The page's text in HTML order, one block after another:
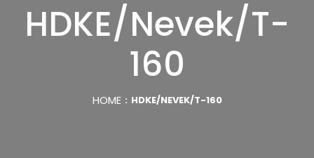
HDKE/Nevek/T-
160
HOME HDKE/NEVEK/T-160